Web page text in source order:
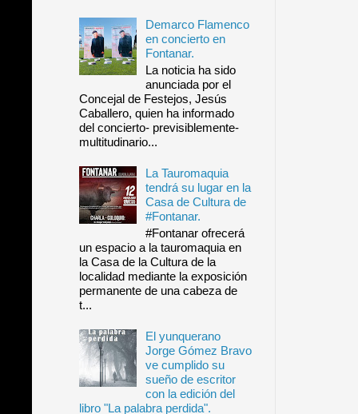
Demarco Flamenco
en concierto en
Fontanar.
La noticia ha sido
anunciada por el
Concejal de Festejos, Jesús
Caballero, quien ha informado
del concierto- previsiblemente-
multitudinario...
La Tauromaquia
tendrá su lugar en la
Casa de Cultura de
#Fontanar.
#Fontanar ofrecerá
un espacio a la tauromaquia en
la Casa de la Cultura de la
localidad mediante la exposición
permanente de una cabeza de
t...
El yunquerano
Jorge Gómez Bravo
ve cumplido su
sueño de escritor
con la edición del
libro "La palabra perdida".